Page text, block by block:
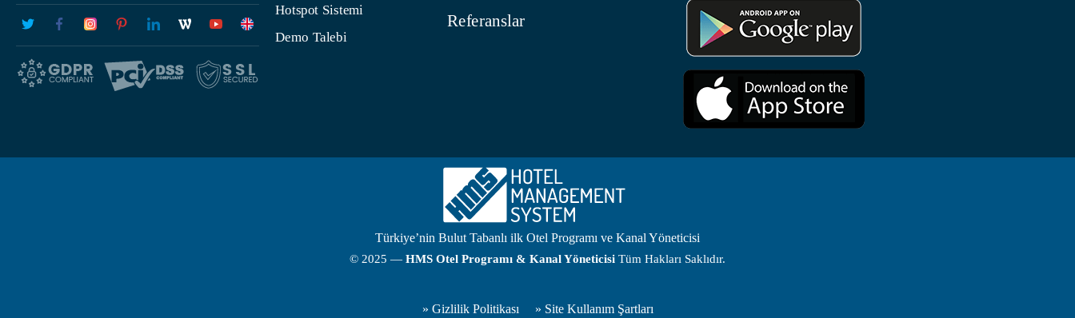
Hotspot Sistemi
Demo Talebi
Referanslar
Türkiye’nin Bulut Tabanlı ilk Otel Programı ve Kanal Yöneticisi
© 2025 — HMS Otel Programı & Kanal Yöneticisi Tüm Hakları Saklıdır.
» Gizlilik Politikası » Site Kullanım Şartları